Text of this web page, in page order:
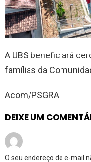
A UBS beneficiará
famílias da
Acom/PSGRA
DEIXE UM
O seu endereço de e-mail